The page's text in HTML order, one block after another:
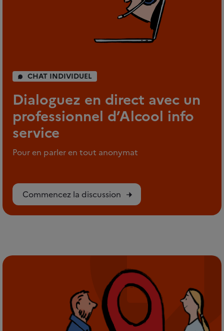
CHAT INDIVIDUEL
Dialoguez en direct avec un
professionnel d’Alcool info
service
Pour en parler en tout anonymat
Commencez la discussion